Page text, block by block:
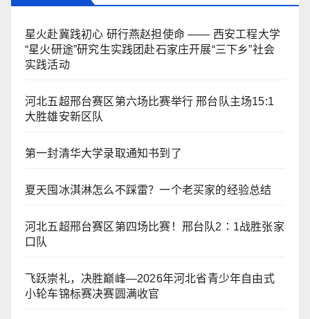
星火赴冀践初心 研行燕赵担使命 —— 西安工程大学
“星火研途”研究生实践团赴石家庄开展“三下乡”社会
实践活动
河北五超邢台赛区第六场比赛举行 邢台队主场15:1
大胜雄安新区队
第一封清华大学录取通知书到了
夏天囤冰淇淋怎么不踩雷？一个老买家的经验总结
河北五超邢台赛区第四场比赛！邢台队2∶1战胜张家
口队
飞跃崇礼，决胜巅峰—2026年河北省青少年自由式
小轮车锦标赛决赛圆满收官